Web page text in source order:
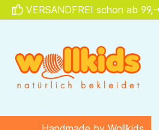
Zur Hauptnavigation
VERSANDFREI schon ab